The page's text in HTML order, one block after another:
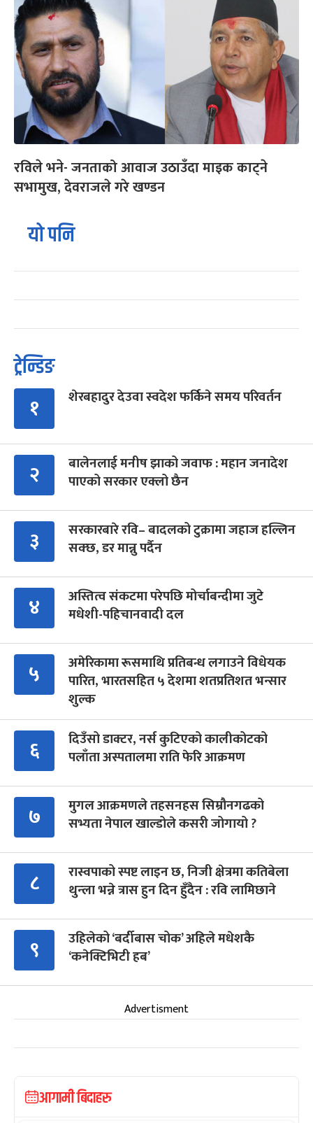
रविले भने- जनताको आवाज उठाउँदा माइक काट्ने
सभामुख, देवराजले गरे खण्डन
यो पनि
ट्रेन्डिङ
१ शेरबहादुर देउवा स्वदेश फर्किने समय परिवर्तन
२
बालेनलाई मनीष झाको जवाफ : महान जनादेश
पाएको सरकार एक्लो छैन
३
सरकारबारे रवि– बादलको टुक्रामा जहाज हल्लिन
सक्छ, डर मान्नु पर्दैन
४
अस्तित्व संकटमा परेपछि मोर्चाबन्दीमा जुटे
मधेशी-पहिचानवादी दल
५
अमेरिकामा रूसमाथि प्रतिबन्ध लगाउने विधेयक
पारित, भारतसहित ५ देशमा शतप्रतिशत भन्सार
शुल्क
६
दिउँसो डाक्टर, नर्स कुटिएको कालीकोटको
पलाँता अस्पतालमा राति फेरि आक्रमण
७
मुगल आक्रमणले तहसनहस सिम्रौनगढको
सभ्यता नेपाल खाल्डोले कसरी जोगायो ?
८
रास्वपाको स्पष्ट लाइन छ, निजी क्षेत्रमा कतिबेला
थुन्ला भन्ने त्रास हुन दिन हुँदैन : रवि लामिछाने
९
उहिलेको ‘बर्दीबास चोक’ अहिले मधेशकै
‘कनेक्टिभिटी हब’
Advertisment
आगामी बिदाहरु